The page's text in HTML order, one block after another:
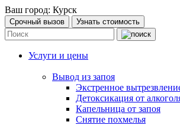
Ваш город: Курск
Срочный вызов Узнать стоимость
Услуги и цены
Вывод из запоя
Экстренное
Детоксикация от
Капельница от запоя
Снятие похмелья